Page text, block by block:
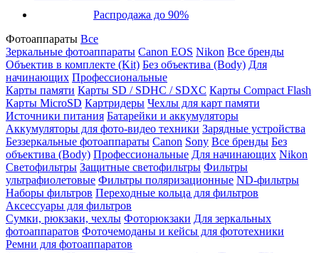
Распродажа до 90%
Фотоаппараты Все
Зеркальные фотоаппараты Canon EOS Nikon Все бренды
Объектив в комплекте (Kit) Без объектива (Body) Для
начинающих Профессиональные
Карты памяти Карты SD / SDHC / SDXC Карты Compact Flash
Карты MicroSD Картридеры Чехлы для карт памяти
Источники питания Батарейки и аккумуляторы
Аккумуляторы для фото-видео техники Зарядные устройства
Беззеркальные фотоаппараты Canon Sony Все бренды Без
объектива (Body) Профессиональные Для начинающих Nikon
Светофильтры Защитные светофильтры Фильтры
ультрафиолетовые Фильтры поляризационные ND-фильтры
Наборы фильтров Переходные кольца для фильтров
Аксессуары для фильтров
Сумки, рюкзаки, чехлы Фоторюкзаки Для зеркальных
фотоаппаратов Фоточемоданы и кейсы для фототехники
Ремни для фотоаппаратов